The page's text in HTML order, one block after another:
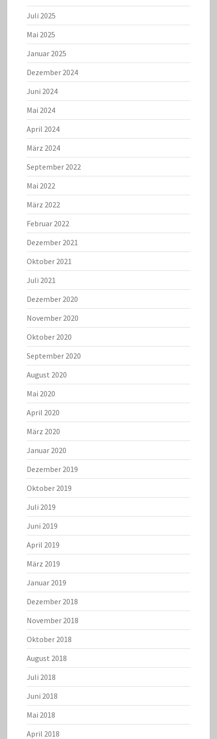
Juli 2025
Mai 2025
Januar 2025
Dezember 2024
Juni 2024
Mai 2024
April 2024
März 2024
September 2022
Mai 2022
März 2022
Februar 2022
Dezember 2021
Oktober 2021
Juli 2021
Dezember 2020
November 2020
Oktober 2020
September 2020
August 2020
Mai 2020
April 2020
März 2020
Januar 2020
Dezember 2019
Oktober 2019
Juli 2019
Juni 2019
April 2019
März 2019
Januar 2019
Dezember 2018
November 2018
Oktober 2018
August 2018
Juli 2018
Juni 2018
Mai 2018
April 2018